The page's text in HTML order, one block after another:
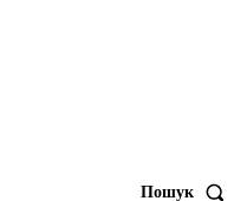
Пошук